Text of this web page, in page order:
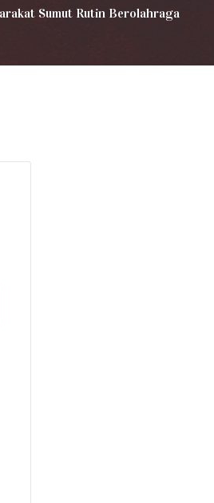
Sumut Rutin Berolahraga